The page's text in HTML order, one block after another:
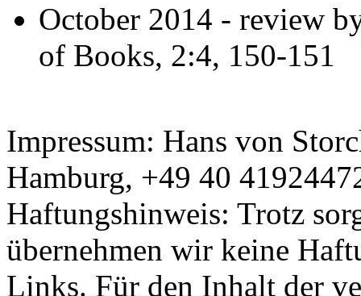
October 2014 - review
of Books, 2:4, 150-151
Impressum: Hans von
Hamburg, +49 40
Haftungshinweis: Trotz
übernehmen wir keine
Links. Für den Inhalt der